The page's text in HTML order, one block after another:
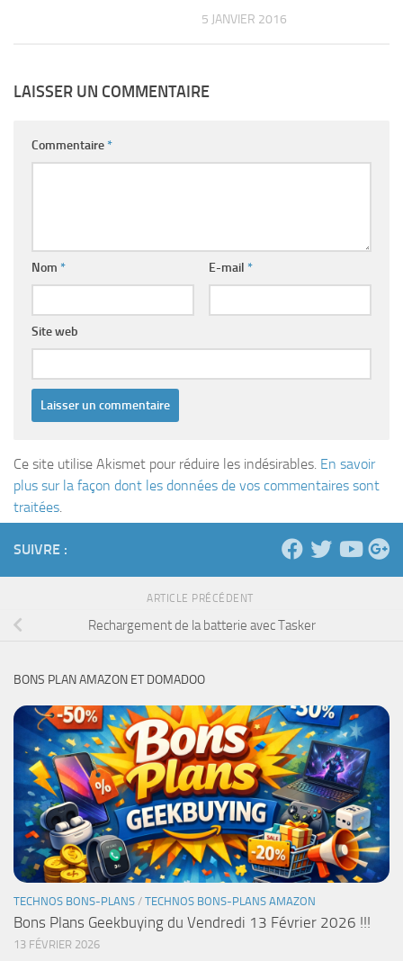
5 JANVIER 2016
LAISSER UN COMMENTAIRE
Commentaire*
Nom * E-mail *
Site web
Ce site utilise Akismet pour réduire les indésirables. En savoir
plus sur la façon dont les données de vos commentaires sont
traitées.
SUIVRE :
ARTICLE PRÉCÉDENT
Rechargement de la batterie avec Tasker
BONS PLAN AMAZON ET DOMADOO
TECHNOS BONS-PLANS / TECHNOS BONS-PLANS AMAZON
Bons Plans Geekbuying du Vendredi 13 Février 2026 !!!
13 FÉVRIER 2026